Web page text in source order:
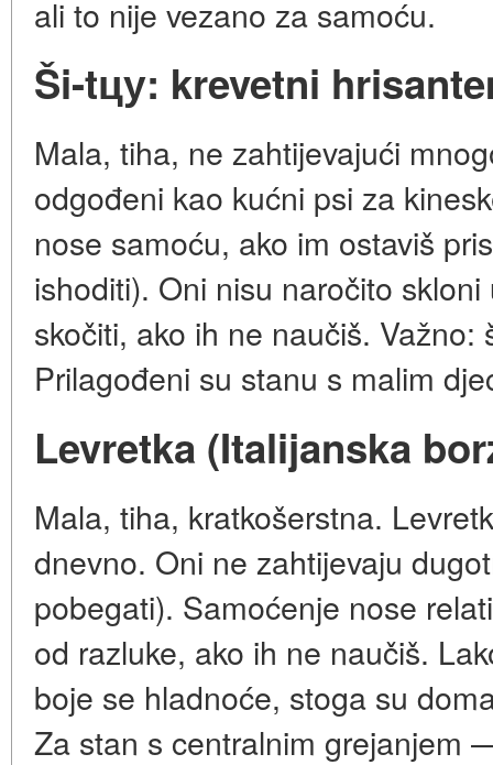
ali to nije vezano za samoću.
Ši-tцу: krevetni
Mala, tiha, ne zahtijevajući
odgođeni kao kućni psi za
nose samoću, ako im ostaviš
ishoditi). Oni nisu naročito
skočiti, ako ih ne naučiš. Važno:
Prilagođeni su stanu s malim
Levretka (Italijanska
Mala, tiha, kratkošerstna.
dnevno. Oni ne zahtijevaju
pobegati). Samoćenje nose
od razluke, ako ih ne naučiš.
boje se hladnoće, stoga su
Za stan s centralnim grejanjem